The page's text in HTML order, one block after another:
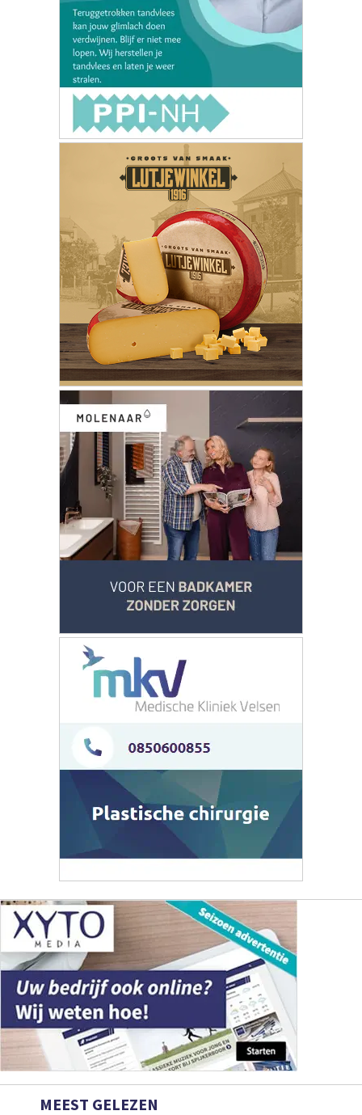
MEEST GELEZEN